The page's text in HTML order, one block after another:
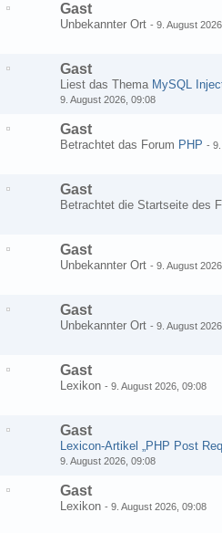
Gast
Unbekannter Ort - 9. August
Gast
Liest das Thema MySQL
9. August 2026, 09:08
Gast
Betrachtet das Forum PHP -
Gast
Betrachtet die Startseite des
Gast
Unbekannter Ort - 9. August
Gast
Unbekannter Ort - 9. August
Gast
Lexikon - 9. August 2026, 09:08
Gast
Lexicon-Artikel „PHP Post
9. August 2026, 09:08
Gast
Lexikon - 9. August 2026, 09:08